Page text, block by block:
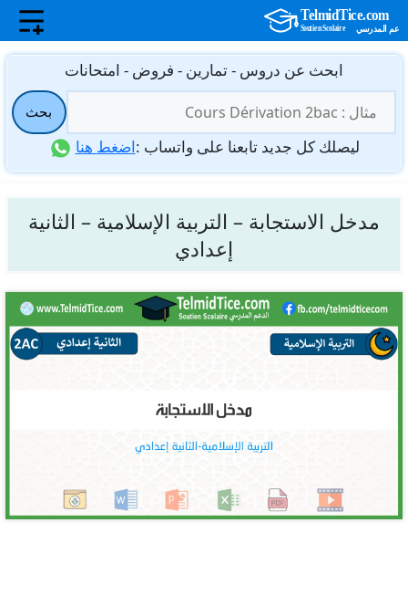
انتقل
المحتوى
ابحث عن دروس - تمارين - فروض - امتحانات
عن:
بحث
ليصلك كل جديد تابعنا على واتساب :اضغط هنا
مدخل الاستجابة – التربية الإسلامية – الثانية
إعدادي